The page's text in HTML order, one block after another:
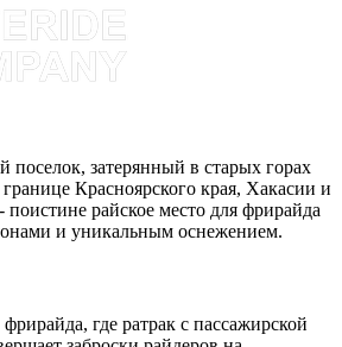
затерянный в старых горах
Красноярского края, Хакасии и
поистине райское место для фрирайда
и уникальным оснежением.
где ратрак с пассажирской